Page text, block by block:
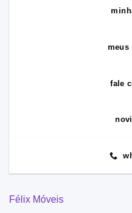
meus
fale
Félix Móveis